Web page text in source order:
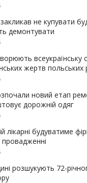
не купувати
демонтувати
всеукраїнську
жертв польських
новий етап
дорожній одяг
лікарні будуватиме
розшукують 72-